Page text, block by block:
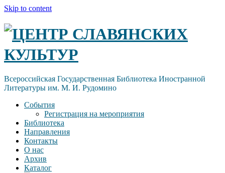
Skip to content
ЦЕНТР СЛАВЯНСКИХ
КУЛЬТУР
Всероссийская Государственная Библиотека Иностранной
Литературы им. М. И. Рудомино
События
Регистрация на мероприятия
Библиотека
Направления
Контакты
О нас
Архив
Каталог